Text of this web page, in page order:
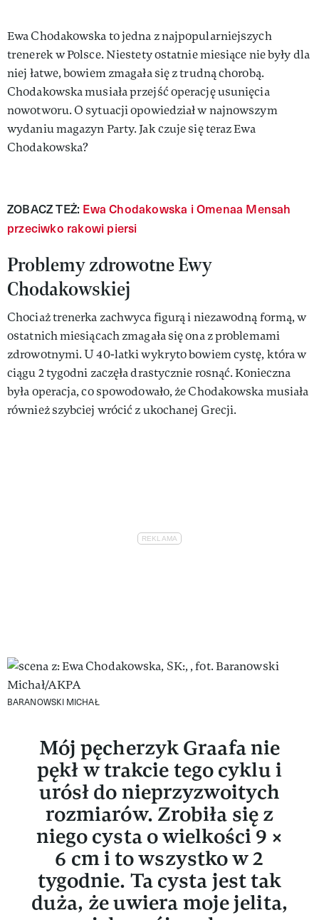
Ewa Chodakowska to jedna z najpopularniejszych
trenerek w Polsce. Niestety ostatnie miesiące nie były dla
niej łatwe, bowiem zmagała się z trudną chorobą.
Chodakowska musiała przejść operację usunięcia
nowotworu. O sytuacji opowiedział w najnowszym
wydaniu magazyn Party. Jak czuje się teraz Ewa
Chodakowska?
ZOBACZ TEŻ: Ewa Chodakowska i Omenaa Mensah
przeciwko rakowi piersi
Problemy zdrowotne Ewy
Chodakowskiej
Chociaż trenerka zachwyca figurą i niezawodną formą, w
ostatnich miesiącach zmagała się ona z problemami
zdrowotnymi. U 40-latki wykryto bowiem cystę, która w
ciągu 2 tygodni zaczęła drastycznie rosnąć. Konieczna
była operacja, co spowodowało, że Chodakowska musiała
również szybciej wrócić z ukochanej Grecji.
BARANOWSKI MICHAŁ
Mój pęcherzyk Graafa nie
pękł w trakcie tego cyklu i
urósł do nieprzyzwoitych
rozmiarów. Zrobiła się z
niego cysta o wielkości 9 ×
6 cm i to wszystko w 2
tygodnie. Ta cysta jest tak
duża, że uwiera moje jelita,